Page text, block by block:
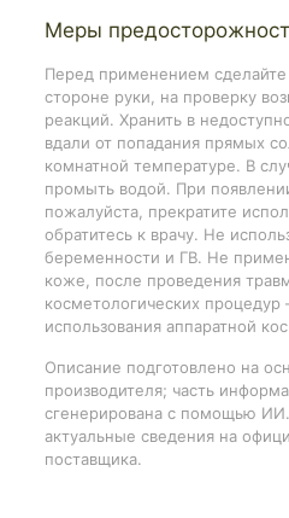
Меры
Перед применением сделайте
стороне руки, на проверку
реакций. Хранить в
вдали от попадания прямых
комнатной температуре. В
промыть водой. При
пожалуйста, прекратите
обратитесь к врачу. Не
беременности и ГВ. Не
коже, после проведения
косметологических процедур
использования аппаратной
Описание подготовлено на
производителя; часть
сгенерирована с помощью
актуальные сведения на
поставщика.